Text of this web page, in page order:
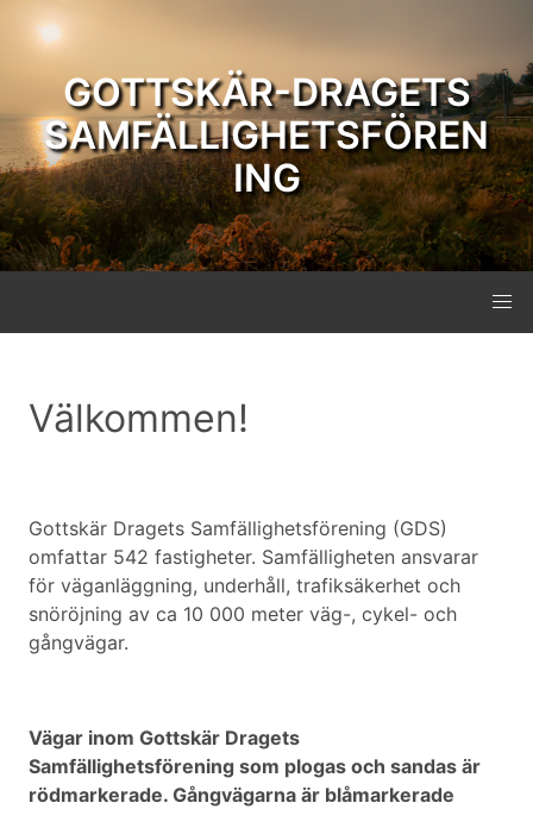
GOTTSKÄR-DRAGETS
SAMFÄLLIGHETSFÖREN
ING
Välkommen!
Gottskär Dragets Samfällighetsförening (GDS)
omfattar 542 fastigheter. Samfälligheten ansvarar
för väganläggning, underhåll, trafiksäkerhet och
snöröjning av ca 10 000 meter väg-, cykel- och
gångvägar.
Vägar inom Gottskär Dragets
Samfällighetsförening som plogas och sandas är
rödmarkerade. Gångvägarna är blåmarkerade